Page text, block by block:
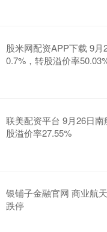
股米网配资APP下载 9
0.7%，转股溢价率
联美配资平台 9月26日
股溢价率27.55%
银铺子金融官网 商业航
跌停